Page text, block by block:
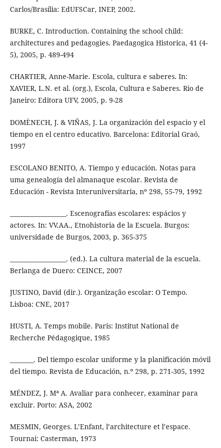
Carlos/Brasília: EdUFSCar, INEP, 2002.
BURKE, C. Introduction. Containing the school child:
architectures and pedagogies. Paedagogica Historica, 41 (4-
5), 2005, p. 489-494
CHARTIER, Anne-Marie. Escola, cultura e saberes. In:
XAVIER, L.N. et al. (org.), Escola, Cultura e Saberes. Rio de
Janeiro: Editora UFV, 2005, p. 9-28
DOMÈNECH, J. & VIÑAS, J. La organización del espacio y el
tiempo en el centro educativo. Barcelona: Editorial Graó,
1997
ESCOLANO BENITO, A. Tiempo y educación. Notas para
uma genealogía del almanaque escolar. Revista de
Educación - Revista Interuniversitaria, nº 298, 55-79, 1992
___________________. Escenografías escolares: espácios y
actores. In: VV.AA., Etnohistoria de la Escuela. Burgos:
universidade de Burgos, 2003, p. 365-375
___________________. (ed.). La cultura material de la escuela.
Berlanga de Duero: CEINCE, 2007
JUSTINO, David (dir.). Organização escolar: O Tempo.
Lisboa: CNE, 2017
HUSTI, A. Temps mobile. Paris: Institut National de
Recherche Pédagogique, 1985
________. Del tiempo escolar uniforme y la planificación móvil
del tiempo. Revista de Educación, n.º 298, p. 271-305, 1992
MÉNDEZ, J. Mª A. Avaliar para conhecer, examinar para
excluir. Porto: ASA, 2002
MESMIN, Georges. L’Enfant, l’architecture et l’espace.
Tournai: Casterman, 1973